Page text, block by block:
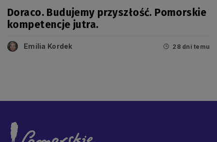
Doraco. Budujemy przyszłość. Pomorskie
kompetencje jutra.
Emilia Kordek 28 dni temu